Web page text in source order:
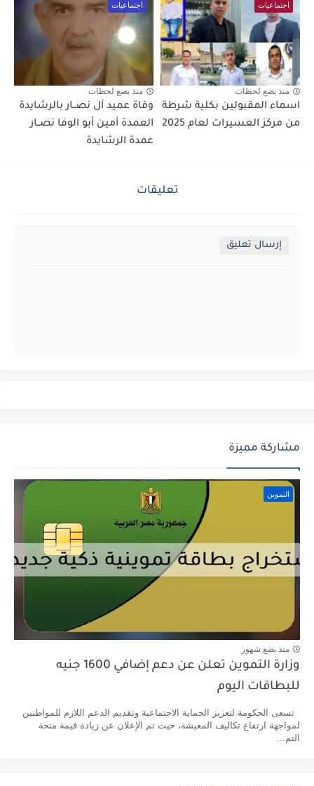
اجتماعيات
منذ بضع لحظات
اسماء المقبولين بكلية شرطة
من مركز العسيرات لعام 2025
اجتماعيات
منذ بضع لحظات
وفاة عميد آل نصــار بالرشايدة
العمدة أمين أبو الوفا نصــار
عمدة الرشايدة
تعليقات
إرسال تعليق
مشاركة مميزة
التموين
منذ بضع شهور
وزارة التموين تعلن عن دعم إضافي 1600 جنيه
للبطاقات اليوم
تسعى الحكومة لتعزيز الحماية الاجتماعية وتقديم الدعم اللازم للمواطنين
لمواجهة ارتفاع تكاليف المعيشة، حيث تم الإعلان عن زيادة قيمة منحة
التم...